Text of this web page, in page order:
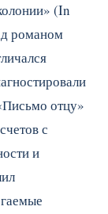
(In
романом
отцу»
с
и